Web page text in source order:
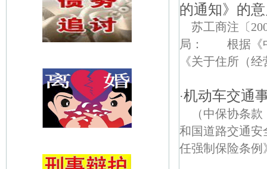
的通知》的
苏工商注〔
局： 根据《中
《关于住所（
·机动车交通
（中保协
和国道路交通安
任强制保险条